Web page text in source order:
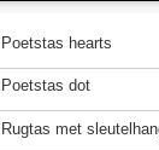
Poetstas hearts
Poetstas dot
Rugtas met